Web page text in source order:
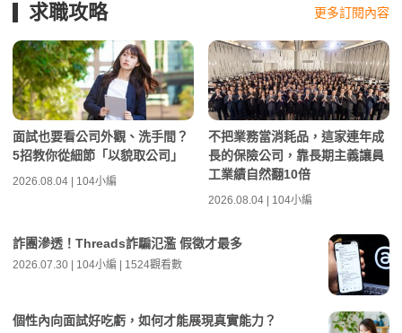
求職攻略 更多訂閱內容
面試也要看公司外觀、洗手間？
5招教你從細節「以貌取公司」
2026.08.04 | 104小編
不把業務當消耗品，這家連年成
長的保險公司，靠長期主義讓員
工業績自然翻10倍
2026.08.04 | 104小編
詐團滲透！Threads詐騙氾濫 假徵才最多
2026.07.30 | 104小編 | 1524觀看數
個性內向面試好吃虧，如何才能展現真實能力？